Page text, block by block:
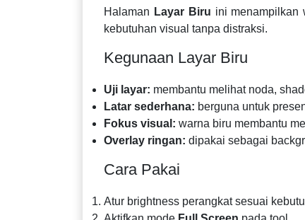
Halaman Layar Biru ini menampilkan
kebutuhan visual tanpa distraksi.
Kegunaan Layar Biru
Uji layar: membantu melihat noda,
Latar sederhana: berguna untuk
Fokus visual: warna biru membantu
Overlay ringan: dipakai sebagai
Cara Pakai
Atur brightness perangkat sesuai